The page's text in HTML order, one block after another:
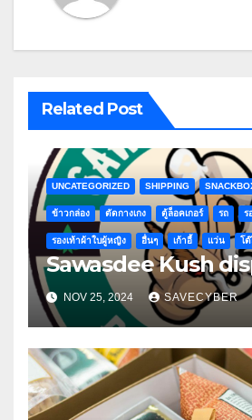
Related Post
UNCATEGORIZED SHIPPING
ข้าวกล่อง ตัดกางเกง ตู้ล็อคเกอร์ รถ ร
รองเท้าผ้าใบผู้หญิง อื่นๆ เก้าอี้ แว่น โ
Sawasdee Kush
NOV 25, 2024 SAVECYBER